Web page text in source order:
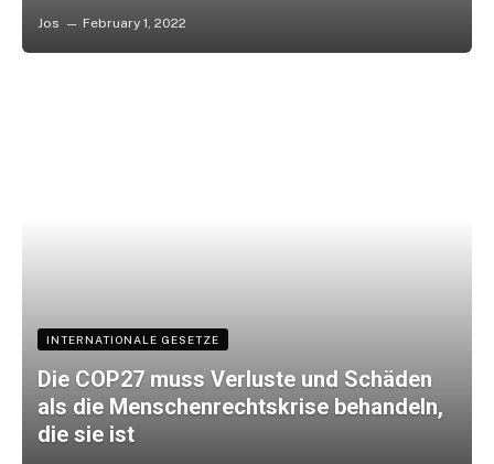
Jos February 1, 2022
INTERNATIONALE GESETZE
Die COP27 muss Verluste und Schäden
als die Menschenrechtskrise behandeln,
die sie ist